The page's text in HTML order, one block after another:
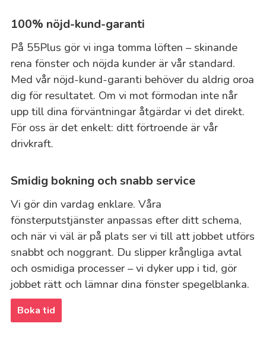
100% nöjd-kund-garanti
På 55Plus gör vi inga tomma löften – skinande
rena fönster och nöjda kunder är vår standard.
Med vår nöjd-kund-garanti behöver du aldrig oroa
dig för resultatet. Om vi mot förmodan inte når
upp till dina förväntningar åtgärdar vi det direkt.
För oss är det enkelt: ditt förtroende är vår
drivkraft.
Smidig bokning och snabb service
Vi gör din vardag enklare. Våra
fönsterputstjänster anpassas efter ditt schema,
och när vi väl är på plats ser vi till att jobbet utförs
snabbt och noggrant. Du slipper krångliga avtal
och osmidiga processer – vi dyker upp i tid, gör
jobbet rätt och lämnar dina fönster spegelblanka.
Boka tid